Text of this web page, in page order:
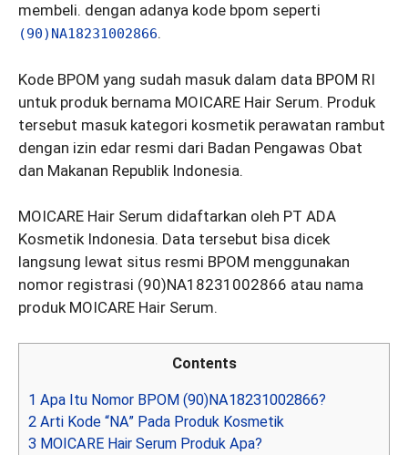
membeli. dengan adanya kode bpom seperti
(90)NA18231002866.
Kode BPOM yang sudah masuk dalam data BPOM RI
untuk produk bernama MOICARE Hair Serum. Produk
tersebut masuk kategori kosmetik perawatan rambut
dengan izin edar resmi dari Badan Pengawas Obat
dan Makanan Republik Indonesia.
MOICARE Hair Serum didaftarkan oleh PT ADA
Kosmetik Indonesia. Data tersebut bisa dicek
langsung lewat situs resmi BPOM menggunakan
nomor registrasi (90)NA18231002866 atau nama
produk MOICARE Hair Serum.
Contents
1 Apa Itu Nomor BPOM (90)NA18231002866?
2 Arti Kode “NA” Pada Produk Kosmetik
3 MOICARE Hair Serum Produk Apa?